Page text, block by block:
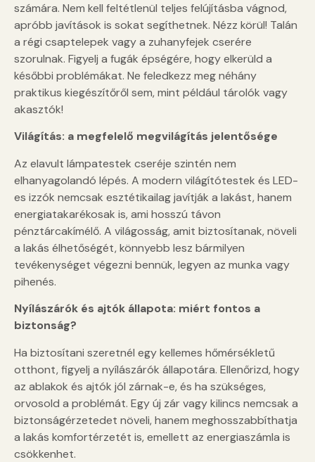
számára. Nem kell feltétlenül teljes felújításba vágnod,
apróbb javítások is sokat segíthetnek. Nézz körül! Talán
a régi csaptelepek vagy a zuhanyfejek cserére
szorulnak. Figyelj a fugák épségére, hogy elkerüld a
későbbi problémákat. Ne feledkezz meg néhány
praktikus kiegészítőről sem, mint például tárolók vagy
akasztók!
Világítás: a megfelelő megvilágítás jelentősége
Az elavult lámpatestek cseréje szintén nem
elhanyagolandó lépés. A modern világítótestek és LED-
es izzók nemcsak esztétikailag javítják a lakást, hanem
energiatakarékosak is, ami hosszú távon
pénztárcakímélő. A világosság, amit biztosítanak, növeli
a lakás élhetőségét, könnyebb lesz bármilyen
tevékenységet végezni bennük, legyen az munka vagy
pihenés.
Nyílászárók és ajtók állapota: miért fontos a
biztonság?
Ha biztosítani szeretnél egy kellemes hőmérsékletű
otthont, figyelj a nyílászárók állapotára. Ellenőrizd, hogy
az ablakok és ajtók jól zárnak-e, és ha szükséges,
orvosold a problémát. Egy új zár vagy kilincs nemcsak a
biztonságérzetedet növeli, hanem meghosszabbíthatja
a lakás komfortérzetét is, emellett az energiaszámla is
csökkenhet.